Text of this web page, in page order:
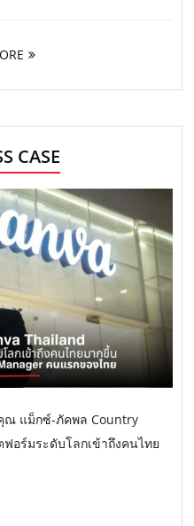
CASE
ณ แม็กซ์-ภัคพล Country
อร์มระดับโลกเข้าถึงคนไทย